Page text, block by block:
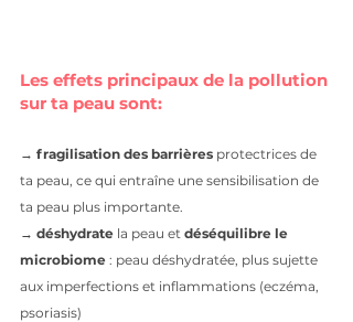
Les effets principaux de la pollution
sur ta peau sont:
→ fragilisation des barrières protectrices de
ta peau, ce qui entraîne une sensibilisation de
ta peau plus importante.
→ déshydrate la peau et déséquilibre le
microbiome : peau déshydratée, plus sujette
aux imperfections et inflammations (eczéma,
psoriasis)